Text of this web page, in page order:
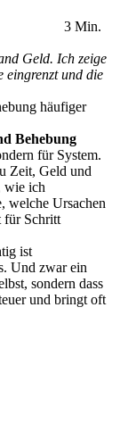
3 Min.
Geld. Ich zeige
eingrenzt und die
häufiger
Behebung
für System.
Zeit, Geld und
wie ich
welche Ursachen
für Schritt
ist
Und zwar ein
sondern dass
und bringt oft